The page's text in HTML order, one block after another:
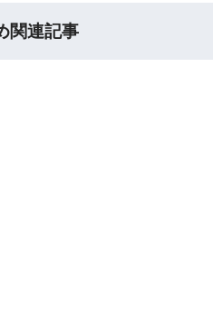
関連記事